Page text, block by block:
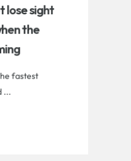
lose sight
the
fastest
...